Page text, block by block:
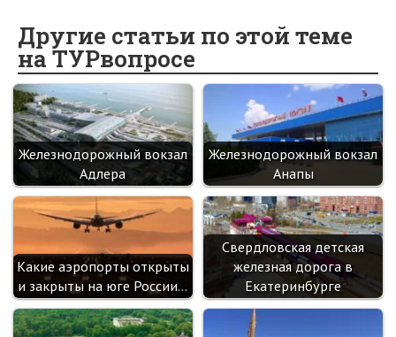
o
o
k
o
kl
as
sn
ik
i
er dI
n
es
t
a
m
Другие статьи по этой теме
на ТУРвопросе
Железнодорожный вокзал
Адлера
Железнодорожный вокзал
Анапы
Какие аэропорты открыты
и закрыты на юге России…
Свердловская детская
железная дорога в
Екатеринбурге